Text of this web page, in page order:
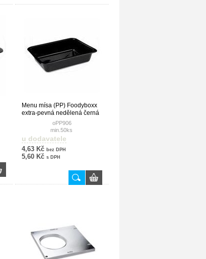
Menu mísa (PP) Foodyboxx
extra-pevná nedělená černá
227 x 178 x 49 mm
oPP906
min.50ks
u dodavatele
4,63 Kč bez DPH
5,60 Kč s DPH